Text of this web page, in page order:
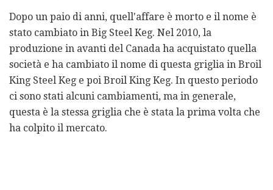
Dopo un paio di anni, quell'affare è morto e il nome è
stato cambiato in Big Steel Keg. Nel 2010, la
produzione in avanti del Canada ha acquistato quella
società e ha cambiato il nome di questa griglia in Broil
King Steel Keg e poi Broil King Keg. In questo periodo
ci sono stati alcuni cambiamenti, ma in generale,
questa è la stessa griglia che è stata la prima volta che
ha colpito il mercato.